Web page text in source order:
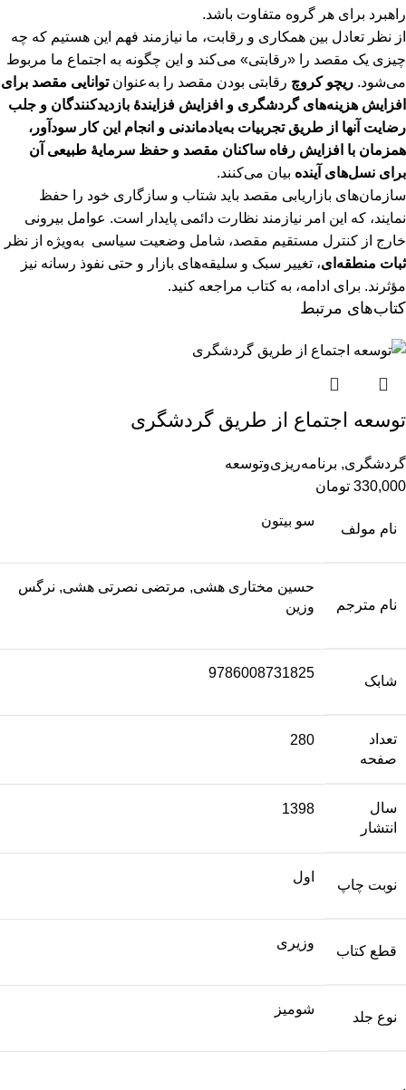
راهبرد برای هر گروه متفاوت باشد.
از نظر تعادل بین همکاری و رقابت، ما نیازمند فهم این هستیم که چه
چیزی یک مقصد را «رقابتی» می‌کند و این چگونه به اجتماع ما مربوط
می‌شود. ریچو کروچ رقابتی بودن مقصد را به‌عنوانتوانایی مقصد برای
افزایش هزینه‌های گردشگری و افزایش فزایندۀ بازدیدکنندگان و جلب
رضایت آنها از طریق تجربیات به‌یادماندنی و انجام این کار سودآور،
همزمان با افزایش رفاه ساکنان مقصد و حفظ سرمایۀ‌ طبیعی آن
برای نسل‌های آینده بیان می‌کنند.
سازمان‌های بازاریابی مقصد باید شتاب و سازگاری خود را حفظ
نمایند، که این امر نیازمند نظارت دائمی پایدار است. عوامل بیرونی
خارج از کنترل مستقیم مقصد، شامل وضعیت سیاسی به‌ویژه از نظر
ثبات منطقه‌ای، تغییر سبک و سلیقه‌های بازار و حتی نفوذ رسانه نیز
مؤثرند. برای ادامه، به کتاب مراجعه کنید.
کتاب‌های مرتبط
توسعه اجتماع از طریق گردشگری
گردشگری, برنامه‌ریزی‌وتوسعه
330,000 تومان
نام مولف
سو بیتون
نام مترجم
حسین مختاری هشی, مرتضی نصرتی هشی, نرگس
وزین
شابک
9786008731825
تعداد
صفحه
280
سال
انتشار
1398
نوبت چاپ
اول
قطع کتاب
وزیری
نوع جلد
شومیز